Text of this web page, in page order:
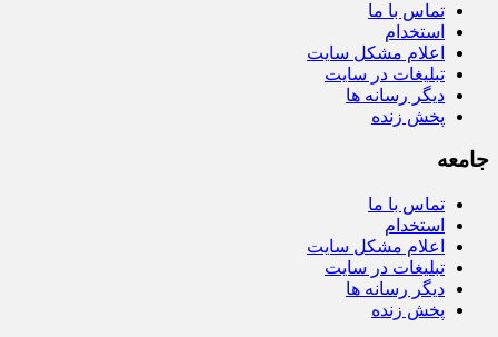
تماس با ما
استخدام
اعلام مشکل سایت
تبلیغات در سایت
دیگر رسانه ها
پخش زنده
جامعه
تماس با ما
استخدام
اعلام مشکل سایت
تبلیغات در سایت
دیگر رسانه ها
پخش زنده